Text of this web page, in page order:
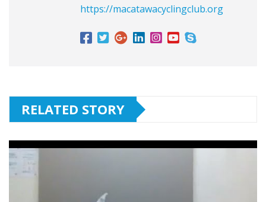
https://macatawacyclingclub.org
RELATED STORY